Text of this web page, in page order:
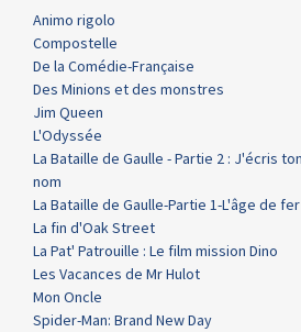
Animo rigolo
Compostelle
De la Comédie-Française
Des Minions et des monstres
Jim Queen
L'Odyssée
La Bataille de Gaulle - Partie 2 : J'écris ton
nom
La Bataille de Gaulle-Partie 1-L'âge de fer
La fin d'Oak Street
La Pat' Patrouille : Le film mission Dino
Les Vacances de Mr Hulot
Mon Oncle
Spider-Man: Brand New Day